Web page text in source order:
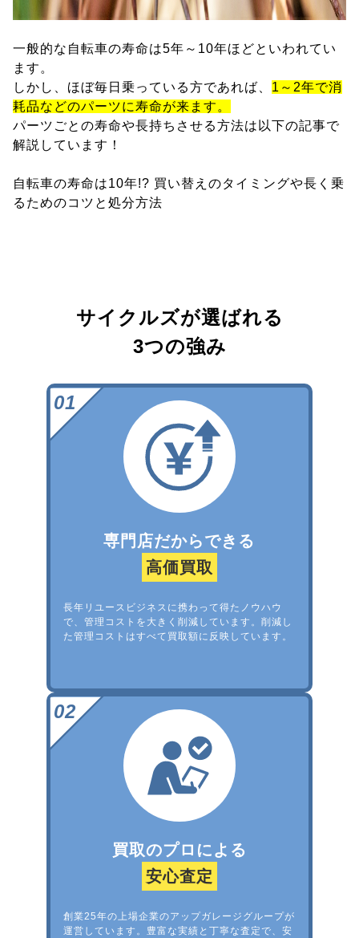
一般的な自転車の寿命は5年～10年ほどといわれてい
ます。
しかし、ほぼ毎日乗っている方であれば、 1～2年で消
耗品などのパーツに寿命が来ます。
パーツごとの寿命や長持ちさせる方法は以下の記事で
解説しています！
自転車の寿命は10年!? 買い替えのタイミングや長く乗
るためのコツと処分方法
サイクルズが選ばれる
3つの強み
専門店だからできる
高価買取
長年リユースビジネスに携わって得たノウハウ
で、管理コストを大きく削減しています。削減し
た管理コストはすべて買取額に反映しています。
買取のプロによる
安心査定
創業25年の上場企業のアップガレージグループが
運営しています。豊富な実績と丁寧な査定で、安